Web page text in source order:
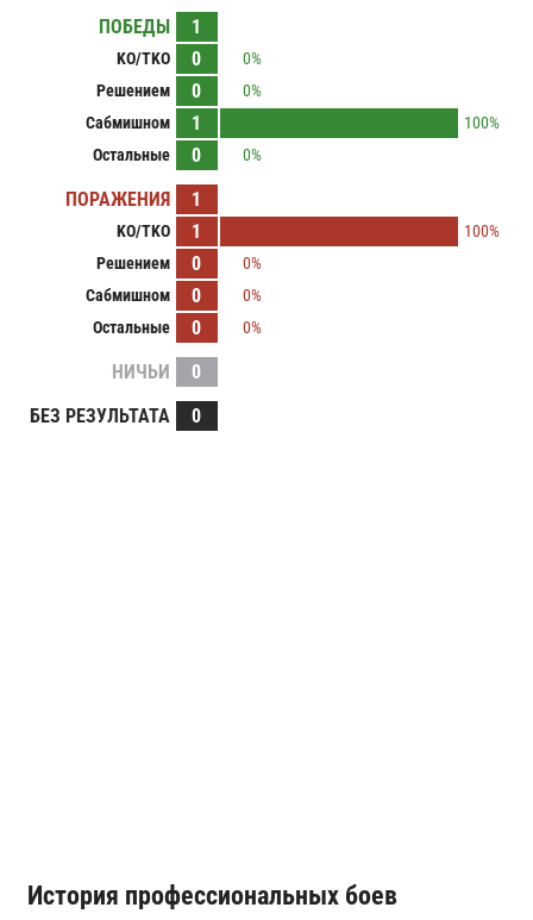
ПОБЕДЫ
1
KO/TKO 0
0%
Решением
0
0%
Сабмишном
1
100%
Остальные
0 0%
ПОРАЖЕНИЯ 1
KO/TKO 1
100%
Решением
0
0%
Сабмишном
0
0%
Остальные
0 0%
НИЧЬИ
0
БЕЗ РЕЗУЛЬТАТА
0
История профессиональных боев